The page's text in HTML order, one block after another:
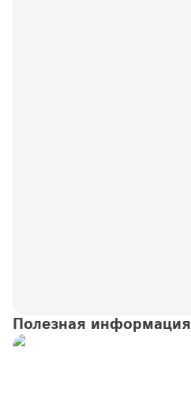
Полезная информация